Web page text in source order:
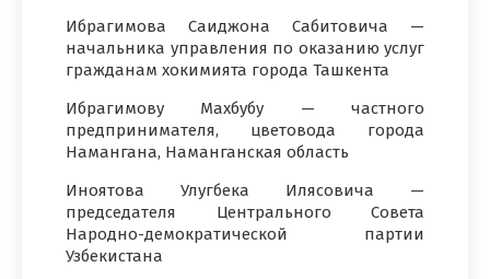
Ибрагимова Саиджона Сабитовича —
начальника управления по оказанию услуг
гражданам хокимията города Ташкента
Ибрагимову Махбубу — частного
предпринимателя, цветовода города
Намангана, Наманганская область
Иноятова Улугбека Илясовича —
председателя Центрального Совета
Народно-демократической партии
Узбекистана